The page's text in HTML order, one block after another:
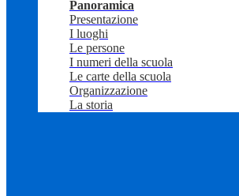
Panoramica
Presentazione
I luoghi
Le persone
I numeri della scuola
Le carte della scuola
Organizzazione
La storia